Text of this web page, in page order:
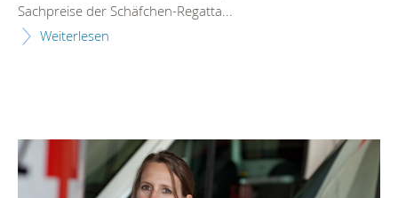
Sachpreise der Schäfchen-Regatta...
Weiterlesen